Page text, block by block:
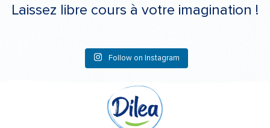
Laissez libre cours à votre imagination !
Follow on Instagram